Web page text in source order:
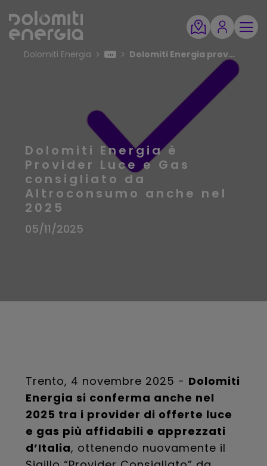
Dolomiti Energia Dolomiti Energia provider consigliato da Altroconsumo 2025
Dolomiti Energia è
Provider Luce e Gas
consigliato da
Altroconsumo anche nel
2025
05/11/2025
Trento, 4 novembre 2025 - Dolomiti
Energia si conferma anche nel
2025 tra i provider di offerte luce
e gas più affidabili e apprezzati
d’Italia, ottenendo nuovamente il